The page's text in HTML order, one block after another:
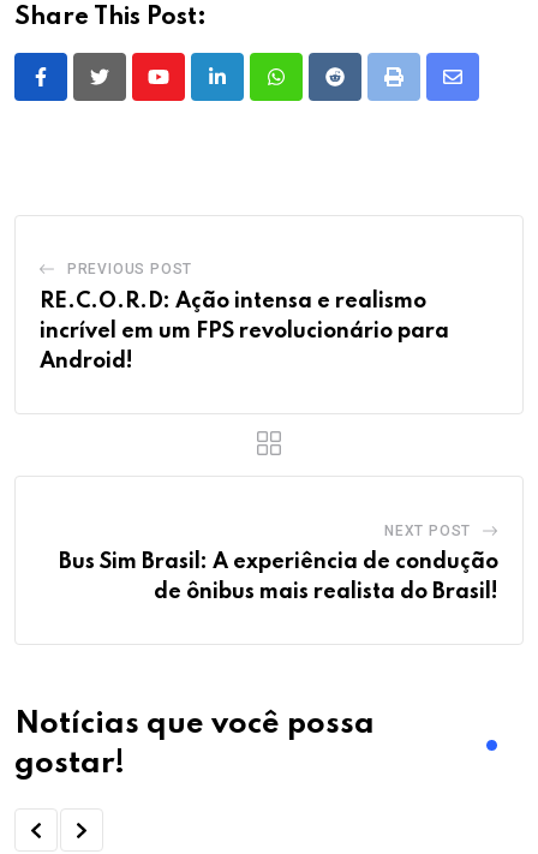
Share This Post:
YoutubeLinkedInWhatsappRedditPrint
Share
PREVIOUS POST
RE.C.O.R.D: Ação intensa e realismo
incrível em um FPS revolucionário para
Android!
NEXT POST
Bus Sim Brasil: A experiência de condução
de ônibus mais realista do Brasil!
Notícias que você possa
gostar!